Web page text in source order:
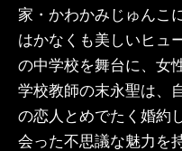
家・かわかみじゅんこ
はかなくも美しいヒュ
の中学校を舞台に、女
学校教師の末永聖は、
の恋人とめでたく婚約
会った不思議な魅力を